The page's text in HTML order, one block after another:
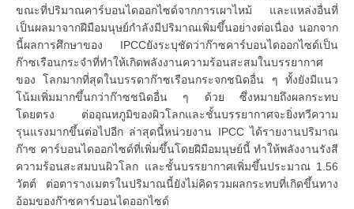
ขณะที่ปริมาณคาร์บอนไดออกไซด์จากการเผาไหม้ และแหล่งอื่นที่
เป็นผลมาจากฝีมือมนุษย์กำลังมีปริมาณเพิ่มขึ้นอย่างต่อเนื่อง นอกจาก
นี้ผลการศึกษาของ IPCCยังระบุชัดว่าก๊าซคาร์บอนไดออกไซด์เป็น
ก๊าซเรือนกระจำที่ทำให้เกิดพลังงานความร้อนสะสมในบรรยากาศ
ของ โลกมากที่สุดในบรรดาก๊าซเรือนกระจกชนิดอื่น ๆ ทั้งยังมีแนว
โน้มเพิ่มมากขึ้นกว่าก๊าซชนิดอื่น ๆ ด้วย ซึ่งหมายถึงผลกระทบ
โดยตรง ต่ออุณหภูมิของผิวโลกและชั้นบรรยากาศจะยิ่งทวีความ
รุนแรงมากขึ้นต่อไปอีก ล่าสุดนี้หน่วยงาน IPCC ได้รายงานปริมาณ
ก๊าซ คาร์บอนไดออกไซด์ที่เพิ่มขึ้นโดยฝีมือมนุษย์นี้ ทำให้พลังงานรังสี
ความร้อนสะสมบนผิวโลก และชั้นบรรยากาศเพิ่มขึ้นประมาณ 1.56
วัตต์ ต่อตารางเมตรในปริมาณนี้ยังไม่คิดรวมผลกระทบที่เกิดขึ้นทาง
อ้อมของก๊าซคาร์บอนไดออกไซด์